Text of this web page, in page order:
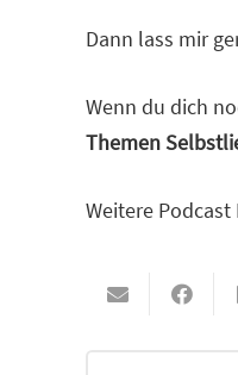
Dann lass mir
Wenn du dich
Themen
Weitere